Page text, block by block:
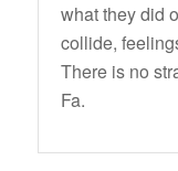
what they did
collide,
There is no
Fa.